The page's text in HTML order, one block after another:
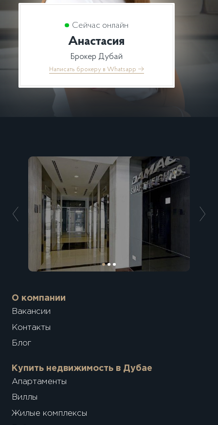
Сейчас онлайн
Анастасия
Брокер Дубай
Написать брокеру в Whatsapp →
О компании
Вакансии
Контакты
Блог
Купить недвижимость в Дубае
Апартаменты
Виллы
Жилые комплексы